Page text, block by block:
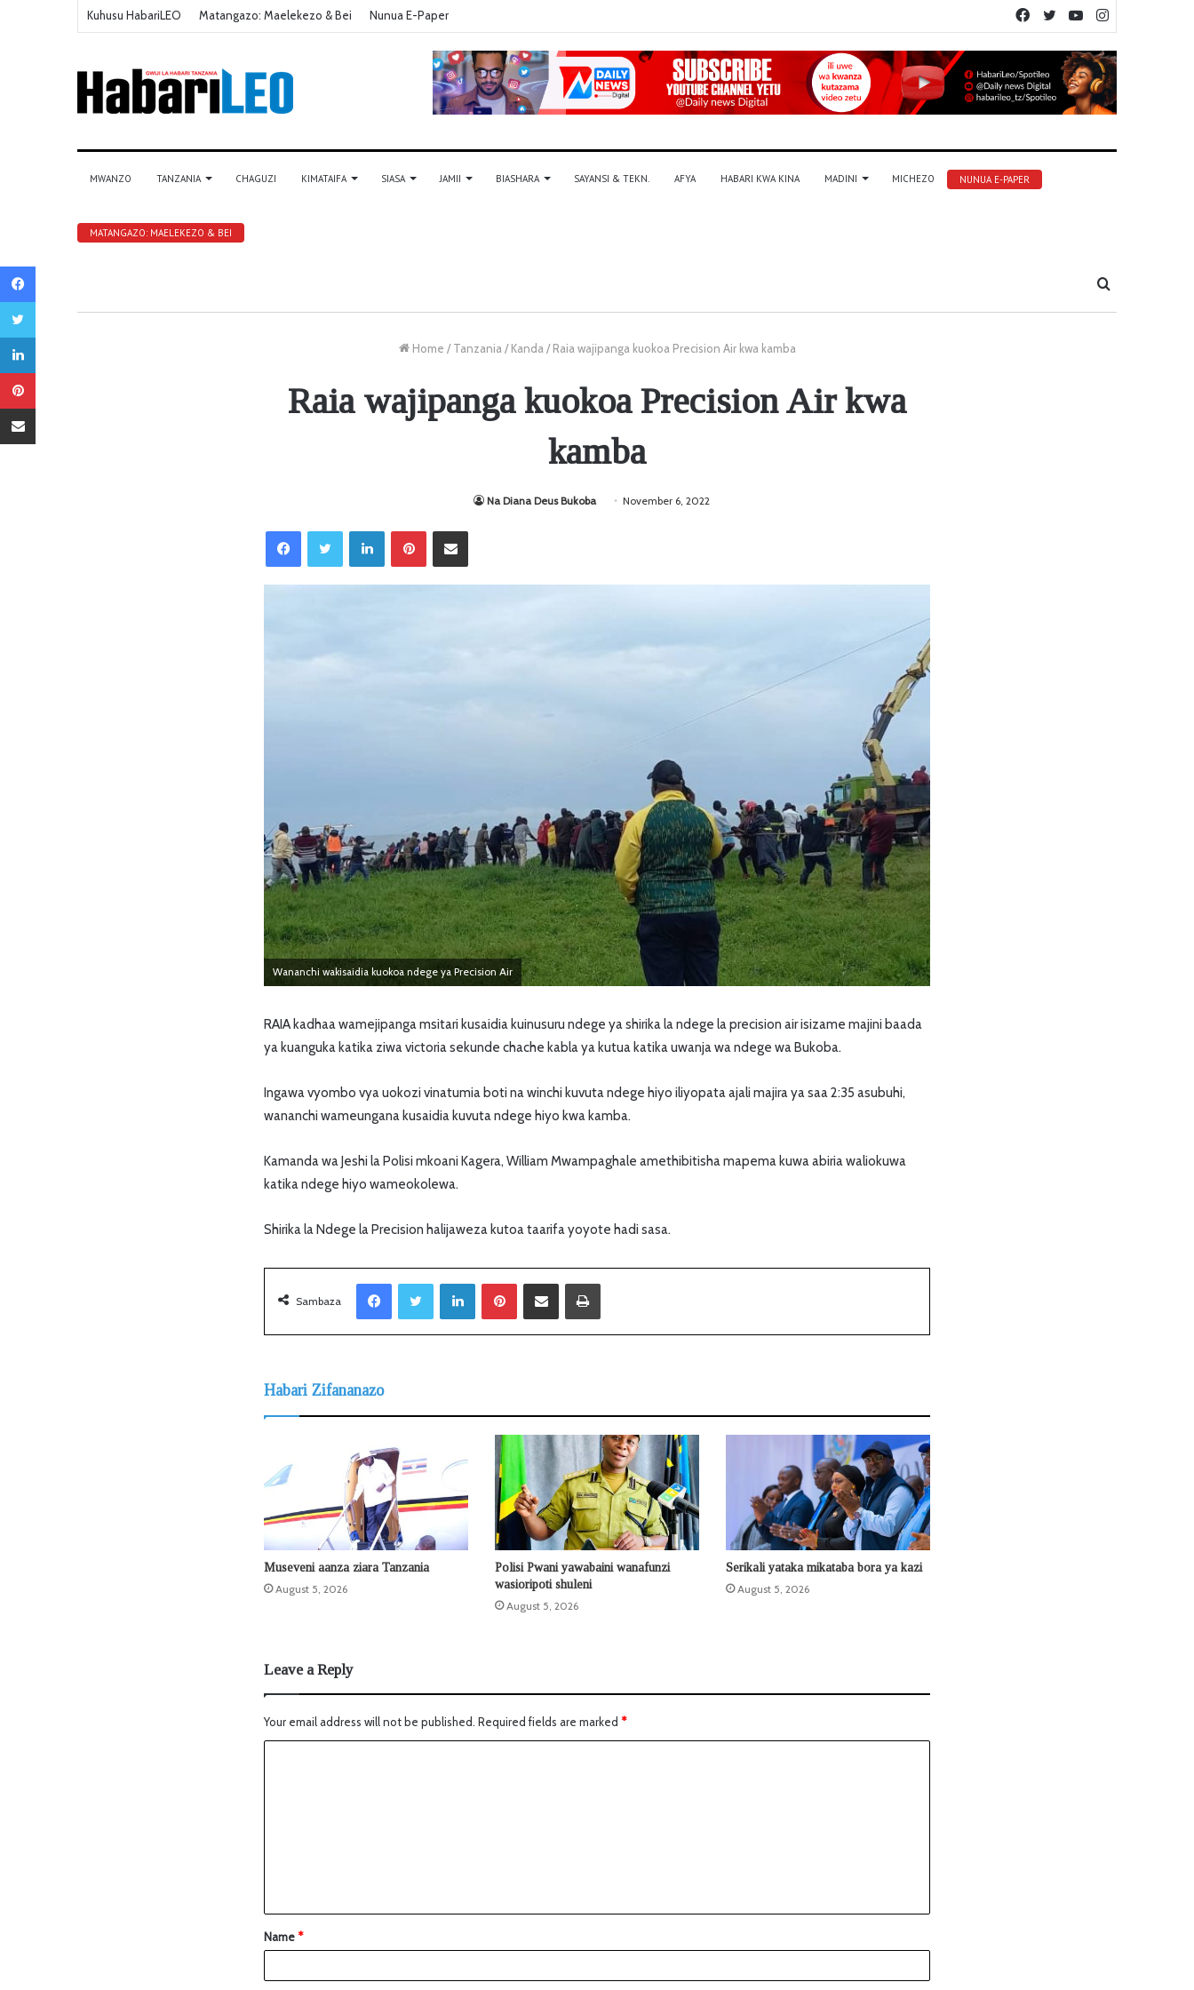
Kuhusu HabariLEO Matangazo: Maelekezo & Bei Nunua E-Paper YouTube
Twitter
Facebook
MWANZO TANZANIA CHAGUZI KIMATAIFA SIASA JAMII BIASHARA SAYANSI & TEKN. AFYA HABARI KWA KINA MADINI MICHEZO NUNUA E-PAPER
MATANGAZO: MAELEKEZO & BEI
Tafuta
Home / Tanzania / Kanda / Raia wajipanga kuokoa Precision Air kwa kamba
Raia wajipanga kuokoa Precision Air kwa
kamba
Na Diana Deus Bukoba November 6, 2022
LinkedIn
Wananchi wakisaidia kuokoa ndege ya Precision Air
RAIA kadhaa wamejipanga msitari kusaidia kuinusuru ndege ya shirika la ndege la precision air isizame majini baada
ya kuanguka katika ziwa victoria sekunde chache kabla ya kutua katika uwanja wa ndege wa Bukoba.
Ingawa vyombo vya uokozi vinatumia boti na winchi kuvuta ndege hiyo iliyopata ajali majira ya saa 2:35 asubuhi,
wananchi wameungana kusaidia kuvuta ndege hiyo kwa kamba.
Kamanda wa Jeshi la Polisi mkoani Kagera, William Mwampaghale amethibitisha mapema kuwa abiria waliokuwa
katika ndege hiyo wameokolewa.
Shirika la Ndege la Precision halijaweza kutoa taarifa yoyote hadi sasa.
Sambaza
LinkedIn Sambaza kupitia barua pepe
Habari Zifananazo
Museveni aanza ziara Tanzania
August 5, 2026
Polisi Pwani yawabaini wanafunzi
wasioripoti shuleni
August 5, 2026
Serikali yataka mikataba bora ya kazi
August 5, 2026
Leave a Reply
Your email address will not be published. Required fields are marked *
Name*